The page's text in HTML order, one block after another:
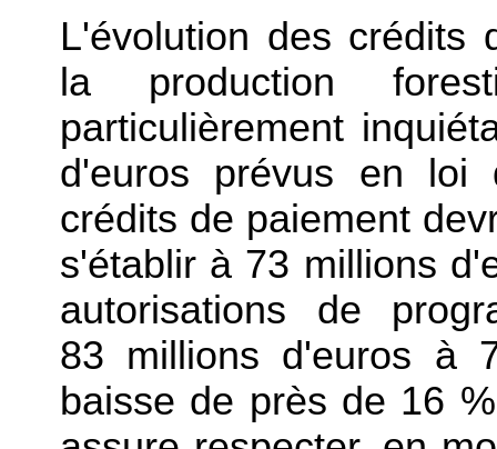
L'évolution des crédits
la production
particulièrement
d'euros prévus en loi
crédits de paiement
s'établir à 73 millions
autorisations de
83 millions d'euros à
baisse de près de 16